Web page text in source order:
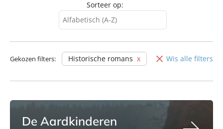
Sorteer op:
Alfabetisch (A-Z)
Alfabetisch (Z-A)
Gekozen filters: Historische romans Wis alle filters
De Aardkinderen